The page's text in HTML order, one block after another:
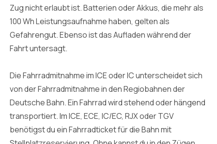
Zug nicht erlaubt ist. Batterien oder Akkus, die mehr als
100 Wh Leistungsaufnahme haben, gelten als
Gefahrengut. Ebenso ist das Aufladen während der
Fahrt untersagt.
Die Fahrradmitnahme im ICE oder IC unterscheidet sich
von der Fahrradmitnahme in den Regiobahnen der
Deutsche Bahn. Ein Fahrrad wird stehend oder hängend
transportiert. Im ICE, ECE, IC/EC, RJX oder TGV
benötigst du ein Fahrradticket für die Bahn mit